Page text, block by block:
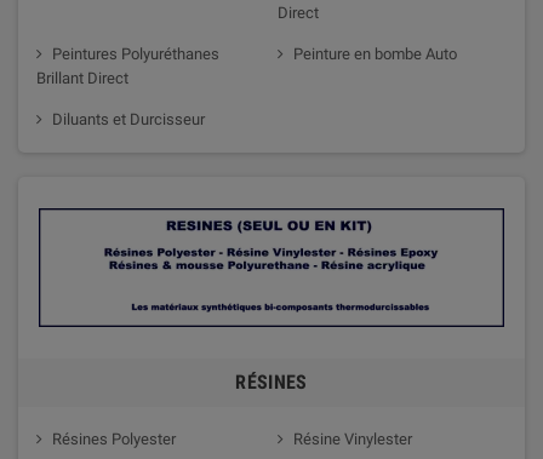
Direct
Peintures Polyuréthanes
Brillant Direct
Peinture en bombe Auto
Diluants et Durcisseur
RÉSINES
Résines Polyester Résine Vinylester